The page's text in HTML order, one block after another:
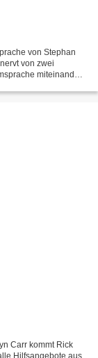
von Stephan
von zwei
miteinander
Carr kommt Rick
Hilfsangebote aus